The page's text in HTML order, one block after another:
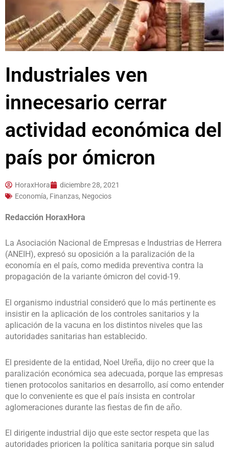
Industriales ven
innecesario cerrar
actividad económica del
país por ómicron
HoraxHora
diciembre 28, 2021
Economía, Finanzas, Negocios
Redacción HoraxHora
La Asociación Nacional de Empresas e Industrias de Herrera
(ANEIH), expresó su oposición a la paralización de la
economía en el país, como medida preventiva contra la
propagación de la variante ómicron del covid-19.
El organismo industrial consideró que lo más pertinente es
insistir en la aplicación de los controles sanitarios y la
aplicación de la vacuna en los distintos niveles que las
autoridades sanitarias han establecido.
El presidente de la entidad, Noel Ureña, dijo no creer que la
paralización económica sea adecuada, porque las empresas
tienen protocolos sanitarios en desarrollo, así como entender
que lo conveniente es que el país insista en controlar
aglomeraciones durante las fiestas de fin de año.
El dirigente industrial dijo que este sector respeta que las
autoridades prioricen la política sanitaria porque sin salud